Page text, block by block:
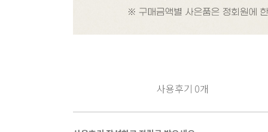
사용후기 0개